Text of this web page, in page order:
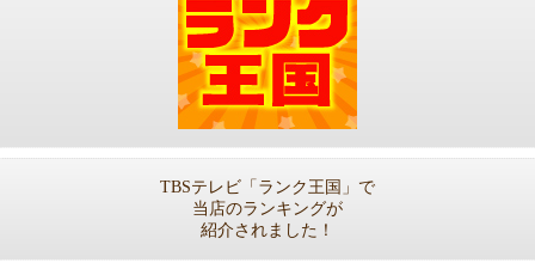
TBSテレビ「ランク王国」で
当店のランキングが
紹介されました！